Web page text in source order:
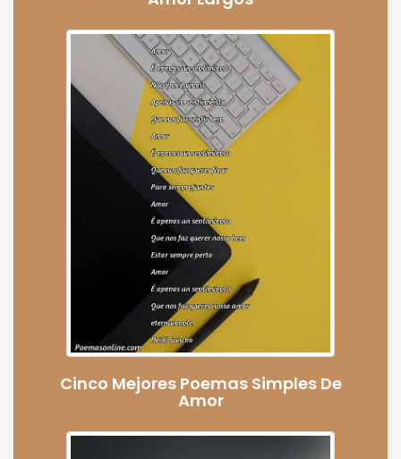
Cinco Mejores Poemas Simples De
Amor